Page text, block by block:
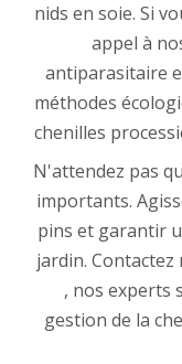
nids en soie. Si
appel à
antiparasitaire
méthodes
chenilles
N'attendez pas
importants.
pins et garantir
jardin.
, nos experts
gestion de la